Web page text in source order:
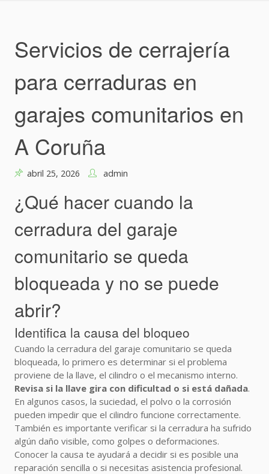
Servicios de cerrajería
para cerraduras en
garajes comunitarios en
A Coruña
abril 25, 2026 admin
¿Qué hacer cuando la
cerradura del garaje
comunitario se queda
bloqueada y no se puede
abrir?
Identifica la causa del bloqueo
Cuando la cerradura del garaje comunitario se queda
bloqueada, lo primero es determinar si el problema
proviene de la llave, el cilindro o el mecanismo interno.
Revisa si la llave gira con dificultad o si está dañada.
En algunos casos, la suciedad, el polvo o la corrosión
pueden impedir que el cilindro funcione correctamente.
También es importante verificar si la cerradura ha sufrido
algún daño visible, como golpes o deformaciones.
Conocer la causa te ayudará a decidir si es posible una
reparación sencilla o si necesitas asistencia profesional.